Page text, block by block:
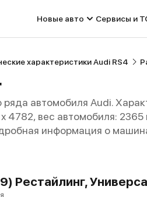
Новые авто Сервисы и
характеристики Audi RS4
автомобиля Audi.
4782, вес автомобиля:
информация о
Рестайлинг,